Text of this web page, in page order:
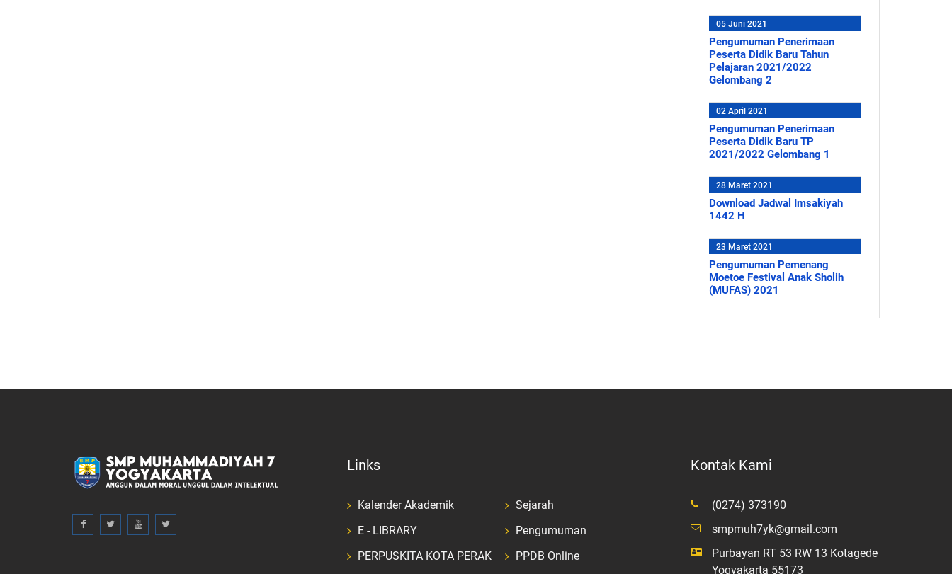
05 Juni 2021
Pengumuman Penerimaan
Peserta Didik Baru Tahun
Pelajaran 2021/2022
Gelombang 2
02 April 2021
Pengumuman Penerimaan
Peserta Didik Baru TP
2021/2022 Gelombang 1
28 Maret 2021
Download Jadwal Imsakiyah
1442 H
23 Maret 2021
Pengumuman Pemenang
Moetoe Festival Anak Sholih
(MUFAS) 2021
Links
Kalender Akademik
E - LIBRARY
PERPUSKITA KOTA PERAK
Sejarah
Pengumuman
PPDB Online
Kontak Kami
(0274) 373190
smpmuh7yk@gmail.com
Purbayan RT 53 RW 13 Kotagede
Yogyakarta 55173